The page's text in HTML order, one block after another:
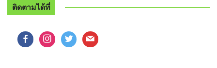
ติดตามได้ที่
facebookinstagram
twitter mail